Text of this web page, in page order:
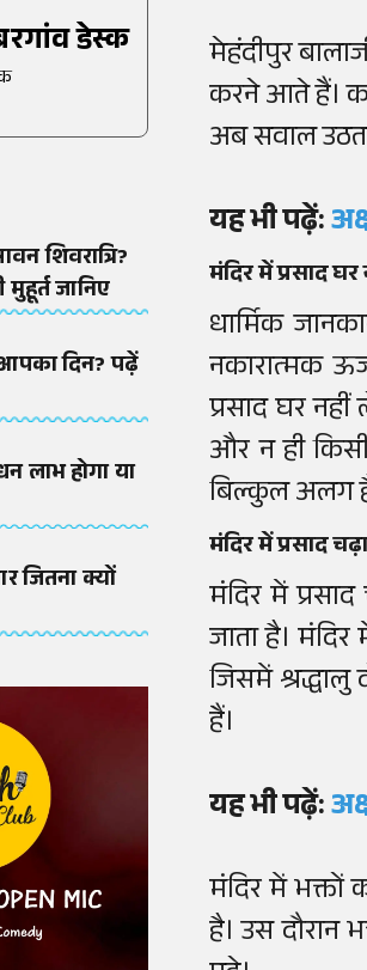
डेस्क
शिवरात्रि?
जानिए
दिन? पढ़ें
होगा या
जितना क्यों
मेहंदीपुर
करने आते हैं।
अब सवाल
यह भी पढ़ें:
मंदिर में प्रसाद
धार्मिक
नकारात्मक
प्रसाद घर
और न ही
बिल्कुल अलग
मंदिर में प्रसाद
मंदिर में
जाता है।
जिसमें श्रद्धालु
हैं।
यह भी पढ़ें:
मंदिर में भक्तों
है। उस दौरान